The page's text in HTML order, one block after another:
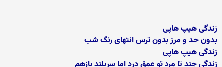
زندگی هیپ هاپی
بدون حد و مرز بدون ترس انتهای رنگ شب
زندگی هیپ هاپی
زندگی چند تا مرد تو عمق درد اما سربلند بازهم